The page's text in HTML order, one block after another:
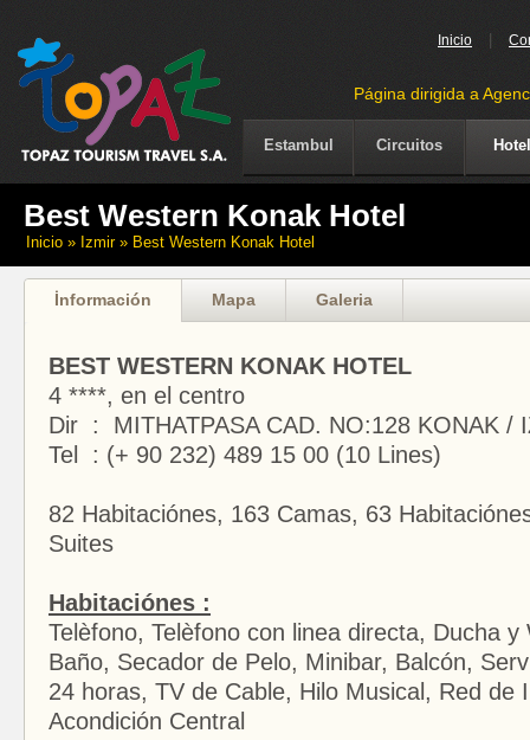
Inicio
Página dirigida a
Estambul Circuitos
Best Western Konak Hotel
Inicio » Izmir » Best Western Konak Hotel
İnformación Mapa Galeria
BEST WESTERN KONAK HOTEL
4 ****, en el centro
Dir : MITHATPASA CAD. NO:128 KONAK /
Tel : (+ 90 232) 489 15 00 (10 Lines)
82 Habitaciónes, 163 Camas, 63
Suites
Habitaciónes :
Telèfono, Telèfono con linea directa, Ducha y
Baño, Secador de Pelo, Minibar, Balcón,
24 horas, TV de Cable, Hilo Musical, Red de
Acondición Central